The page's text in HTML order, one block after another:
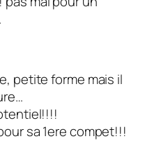
petite forme mais il
sa 1ere compet!!!